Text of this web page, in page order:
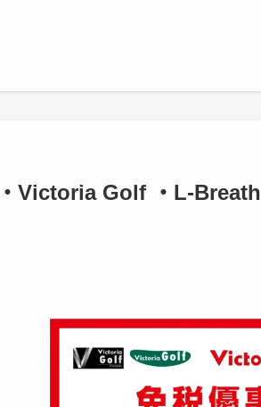
Victoria Golf ・L-Breath